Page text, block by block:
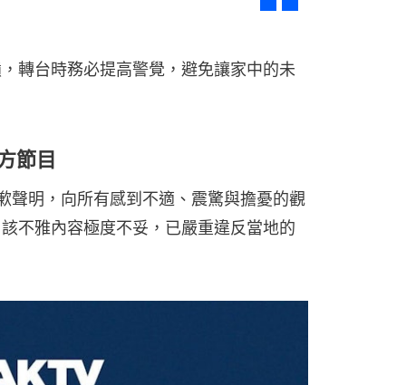
轉台時務必提高警覺，避免讓家中的未
節目
聲明，向所有感到不適、震驚與擔憂的觀
不雅內容極度不妥，已嚴重違反當地的